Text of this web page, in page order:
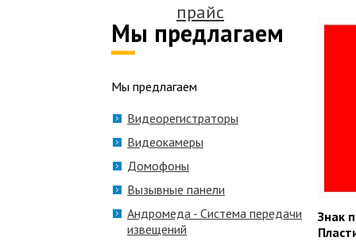
Знак
прайс
Мы предлагаем
Мы предлагаем
Видеорегистраторы
Видеокамеры
Домофоны
Вызывные панели
Андромеда - Система передачи
извещений